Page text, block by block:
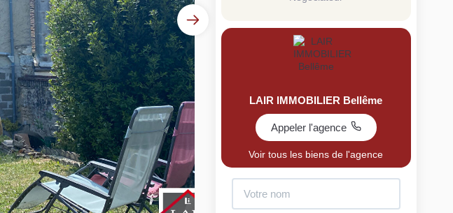
Gratuit
Estimez votre bien en ligne.
Rapide et gratuit, recevez votre estimation en
quelques clics.
LAIR IMMOBILIER Bellême
Appeler l'agence
Voir tous les biens de l'agence